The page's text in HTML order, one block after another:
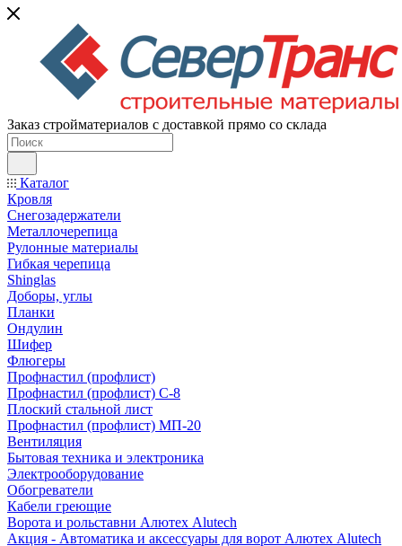
Заказ стройматериалов с доставкой прямо со склада
Каталог
Кровля
Снегозадержатели
Металлочерепица
Рулонные материалы
Гибкая черепица
Shinglas
Доборы, углы
Планки
Ондулин
Шифер
Флюгеры
Профнастил (профлист)
Профнастил (профлист) С-8
Плоский стальной лист
Профнастил (профлист) МП-20
Вентиляция
Бытовая техника и электроника
Электрооборудование
Обогреватели
Кабели греющие
Ворота и рольставни Алютех Alutech
Акция - Автоматика и аксессуары для ворот Алютех Alutech